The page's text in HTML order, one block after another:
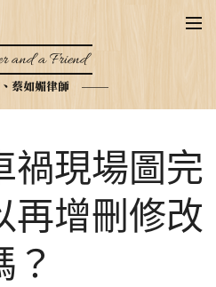
and a Friend
蔡如媚律師
禍現場圖完
再增刪修改
？